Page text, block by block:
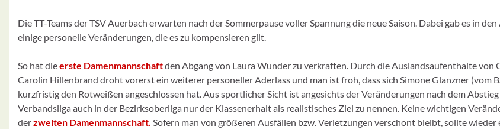
Die TT-Teams der TSV Auerbach erwarten nach der Sommerpause voller Spannung die neue Saison. Dabei gab es in
einige personelle Veränderungen, die es zu kompensieren gilt.
So hat dieerste Damenmannschaftden Abgang von Laura Wunder zu verkraften. Durch die Auslandsaufenthalte von
Carolin Hillenbrand droht vorerst ein weiterer personeller Aderlass und man ist froh, dass sich Simone Glanzner (vom
kurzfristig den Rotweißen angeschlossen hat. Aus sportlicher Sicht ist angesichts der Veränderungen nach dem
Verbandsliga auch in der Bezirksoberliga nur der Klassenerhalt als realistisches Ziel zu nennen. Keine wichtigen
derzweiten Damenmannschaft. Sofern man von größeren Ausfällen bzw. Verletzungen verschont bleibt, sollte